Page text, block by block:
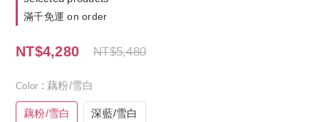
滿千免運 on order
NT$4,280 NT$5,480
Color : 藕粉/雪白
藕粉/雪白 深藍/雪白